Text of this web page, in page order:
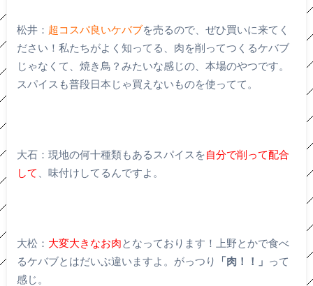
松井： 超コスパ良いケバブを売るので、ぜひ買いに来てく
ださい！私たちがよく知ってる、肉を削ってつくるケバブ
じゃなくて、焼き鳥？みたいな感じの、本場のやつです。
スパイスも普段日本じゃ買えないものを使ってて。
大石：現地の何十種類もあるスパイスを自分で削って配合
して 、味付けしてるんですよ。
大松： 大変大きなお肉となっております！上野とかで食べ
るケバブとはだいぶ違いますよ。がっつり
「肉！！」 って
感じ。